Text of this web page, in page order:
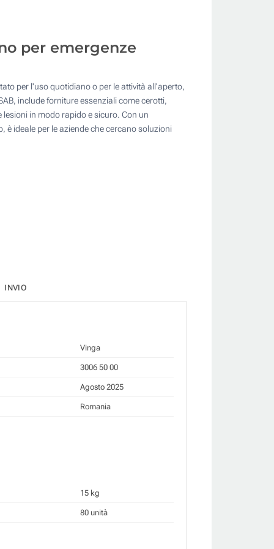
per emergenze
per l'uso quotidiano o per le attività all'aperto,
include forniture essenziali come cerotti,
in modo rapido e sicuro. Con un
ideale per le aziende che cercano soluzioni
INVIO
Vinga
3006 50 00
Agosto 2025
Romania
15 kg
80 unità